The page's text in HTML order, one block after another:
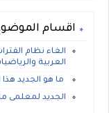
اقسام
الغاء نظام
العربية والرياضيات
ما هو الجديد
الجديد لمعلمى